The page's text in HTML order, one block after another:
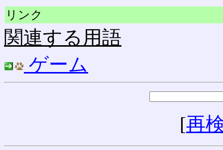
リンク
関連する用語
ゲーム
[再